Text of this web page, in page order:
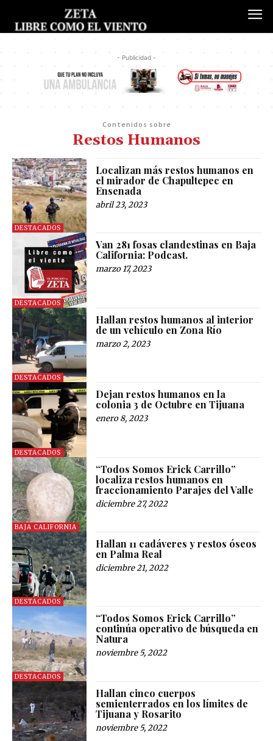
- Publicidad -
Contenidos sobre
Restos Humanos
DESTACADOS
Localizan más restos humanos en
el mirador de Chapultepec en
Ensenada
abril 23, 2023
DESTACADOS
Van 281 fosas clandestinas en Baja
California: Podcast.
marzo 17, 2023
DESTACADOS
Hallan restos humanos al interior
de un vehículo en Zona Río
marzo 2, 2023
DESTACADOS
Dejan restos humanos en la
colonia 3 de Octubre en Tijuana
enero 8, 2023
BAJA CALIFORNIA
“Todos Somos Erick Carrillo”
localiza restos humanos en
fraccionamiento Parajes del Valle
diciembre 27, 2022
DESTACADOS
Hallan 11 cadáveres y restos óseos
en Palma Real
diciembre 21, 2022
DESTACADOS
“Todos Somos Erick Carrillo”
continúa operativo de búsqueda en
Natura
noviembre 5, 2022
Hallan cinco cuerpos
semienterrados en los límites de
Tijuana y Rosarito
noviembre 5, 2022